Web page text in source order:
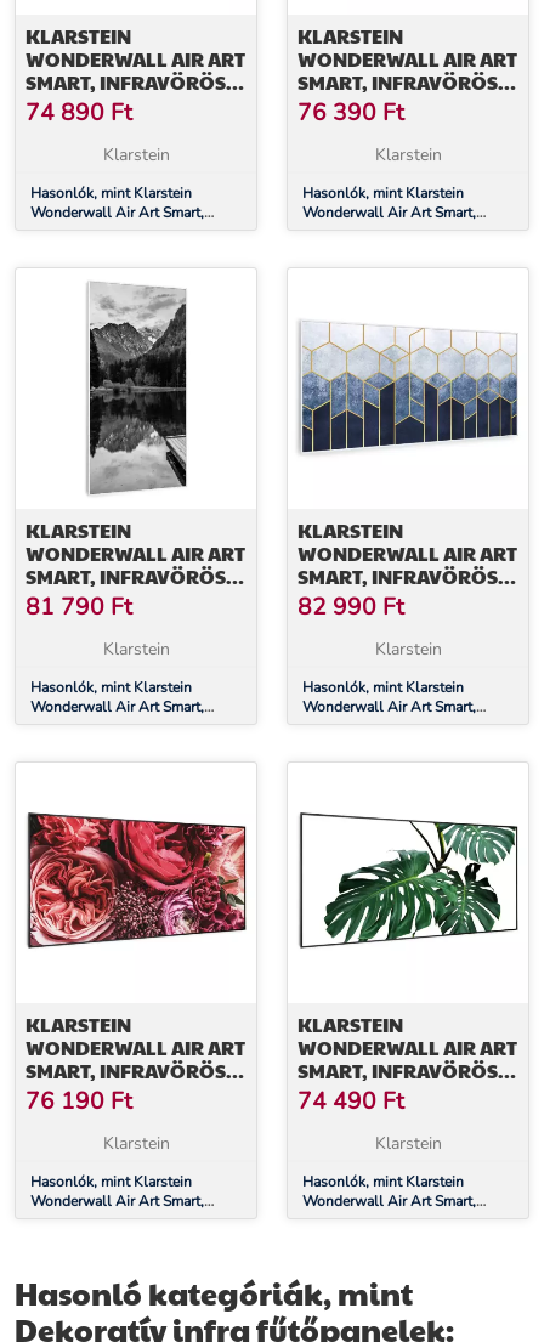
KLARSTEIN
WONDERWALL AIR ART
SMART, INFRAVÖRÖS
HŐSUGÁRZÓ, 120 X 60
CM, 700 W, TENGER
VÍZSZINTESEN
74 890 Ft
Klarstein
Hasonlók, mint Klarstein
Wonderwall Air Art Smart,
infravörös hősugárzó, 120 x 60
KLARSTEIN
WONDERWALL AIR ART
SMART, INFRAVÖRÖS
HŐSUGÁRZÓ, 120 X 60
CM, 700 W, HEGYI ÚT
76 390 Ft
Klarstein
Hasonlók, mint Klarstein
Wonderwall Air Art Smart,
infravörös hősugárzó, 120 x 60
KLARSTEIN
WONDERWALL AIR ART
SMART, INFRAVÖRÖS
HŐSUGÁRZÓ, 60 X 120
CM, 700 W, FEKETE-
FEHÉR TENGER
81 790 Ft
Klarstein
Hasonlók, mint Klarstein
Wonderwall Air Art Smart,
infravörös hősugárzó, 60 x 120
KLARSTEIN
WONDERWALL AIR ART
SMART, INFRAVÖRÖS
HŐSUGÁRZÓ, 120 X 60
CM, 700 W, KÉK CSÍK
82 990 Ft
Klarstein
Hasonlók, mint Klarstein
Wonderwall Air Art Smart,
infravörös hősugárzó, 120 x 60
KLARSTEIN
WONDERWALL AIR ART
SMART, INFRAVÖRÖS
HŐSUGÁRZÓ, 120 X 60
CM, 700 W, VIRÁG
76 190 Ft
Klarstein
Hasonlók, mint Klarstein
Wonderwall Air Art Smart,
infravörös hősugárzó, 120 x 60
KLARSTEIN
WONDERWALL AIR ART
SMART, INFRAVÖRÖS
HŐSUGÁRZÓ, 120 X 60
CM, 700 W, ZÖLD LEVÉL
74 490 Ft
Klarstein
Hasonlók, mint Klarstein
Wonderwall Air Art Smart,
infravörös hősugárzó, 120 x 60
Hasonló kategóriák, mint
Dekoratív infra fűtőpanelek: